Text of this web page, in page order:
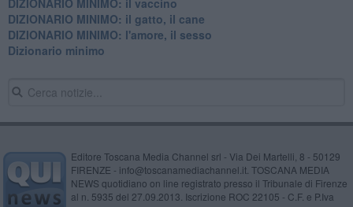
DIZIONARIO MINIMO: il gatto, il cane
DIZIONARIO MINIMO: l'amore, il sesso
Dizionario minimo
Editore Toscana Media Channel srl - Via Dei Martelli, 8 - 50129
FIRENZE - info@toscanamediachannel.it. TOSCANA MEDIA
NEWS quotidiano on line registrato presso il Tribunale di Firenze
al n. 5935 del 27.09.2013. Iscrizione ROC 22105 - C.F. e P.Iva